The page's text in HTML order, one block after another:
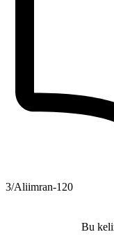
3/Aliimran-120
Bu